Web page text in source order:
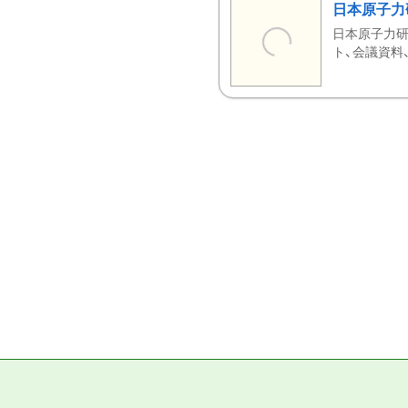
日本原子
日本原子力
ト、会議資